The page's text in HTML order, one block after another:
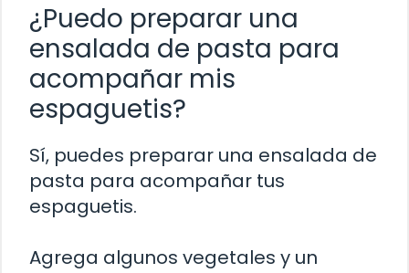
¿Puedo preparar una
ensalada de pasta para
acompañar mis
espaguetis?
Sí, puedes preparar una ensalada de
pasta para acompañar tus
espaguetis.
Agrega algunos vegetales y un